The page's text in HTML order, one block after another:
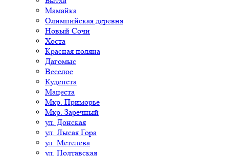
Мамайка
Олимпийская деревня
Новый Сочи
Хоста
Красная поляна
Дагомыс
Веселое
Кудепста
Мацеста
Мкр. Приморье
Мкр. Заречный
ул. Донская
ул. Лысая Гора
ул. Метелева
ул. Полтавская